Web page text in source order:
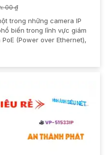
00 ₫
trong những camera IP
biến trong lĩnh vực giám
(Power over Ethernet),